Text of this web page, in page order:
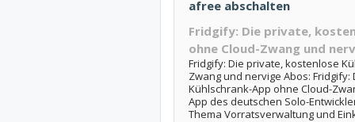
afree abschalten
Fridgify: Die private,
ohne Cloud-Zwang und
Fridgify: Die private, kostenlose
Zwang und nervige Abos:
Kühlschrank-App ohne Cloud-
App des deutschen Solo-
Thema Vorratsverwaltung und